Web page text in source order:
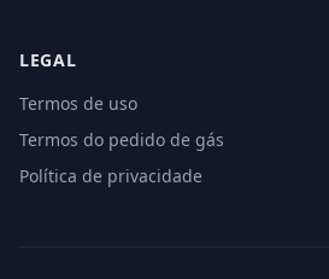
LEGAL
Termos de uso
Termos do pedido de gás
Política de privacidade